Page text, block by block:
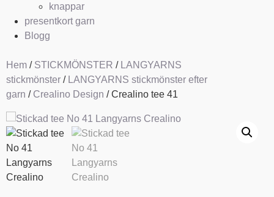
knappar
presentkort garn
Blogg
Hem / STICKMÖNSTER / LANGYARNS
stickmönster / LANGYARNS stickmönster efter
garn / Crealino Design / Crealino tee 41